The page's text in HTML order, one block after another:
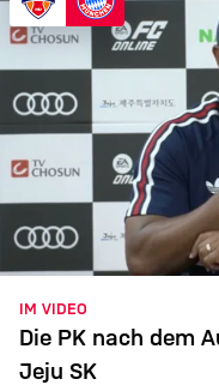
IM VIDEO
Die PK nach dem
Jeju SK